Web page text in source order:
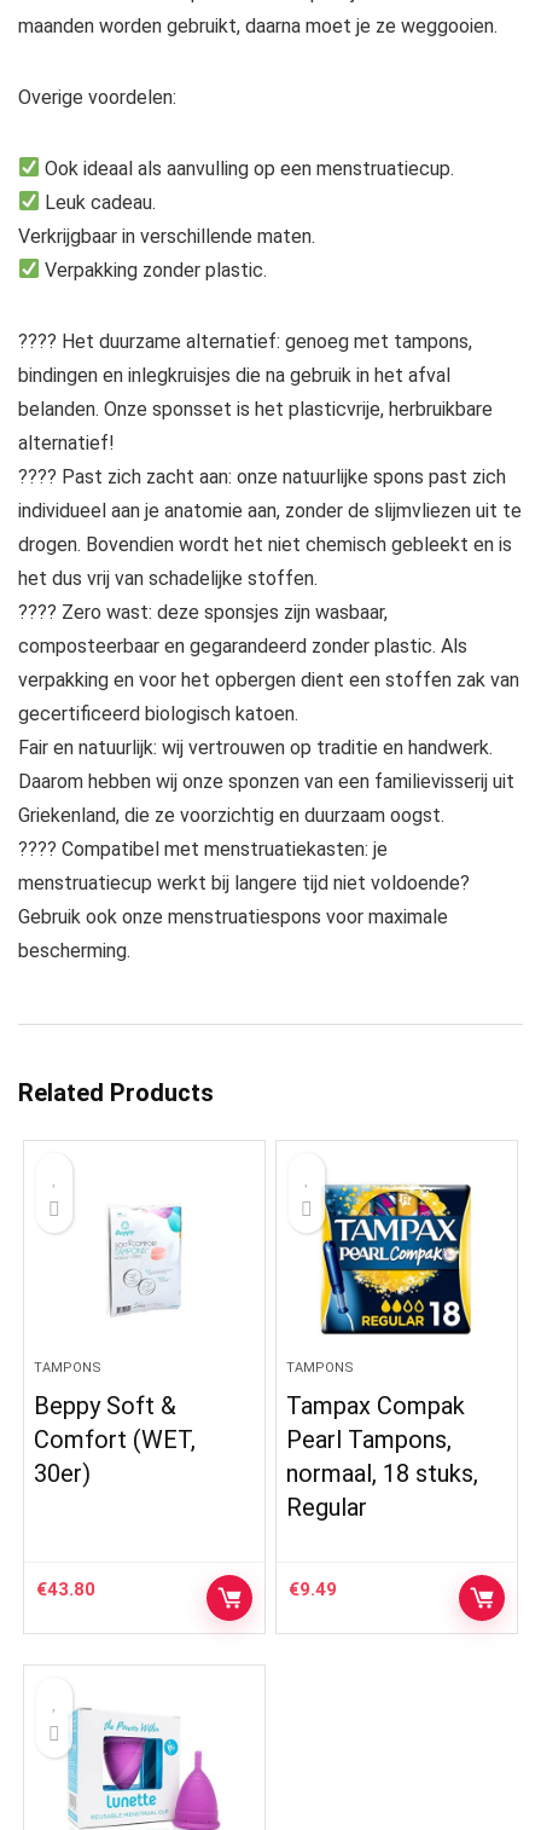
maanden worden gebruikt, daarna moet je ze weggooien.
Overige voordelen:
Ook ideaal als aanvulling op een menstruatiecup.
Leuk cadeau.
Verkrijgbaar in verschillende maten.
Verpakking zonder plastic.
???? Het duurzame alternatief: genoeg met tampons,
bindingen en inlegkruisjes die na gebruik in het afval
belanden. Onze sponsset is het plasticvrije, herbruikbare
alternatief!
???? Past zich zacht aan: onze natuurlijke spons past zich
individueel aan je anatomie aan, zonder de slijmvliezen uit te
drogen. Bovendien wordt het niet chemisch gebleekt en is
het dus vrij van schadelijke stoffen.
???? Zero wast: deze sponsjes zijn wasbaar,
composteerbaar en gegarandeerd zonder plastic. Als
verpakking en voor het opbergen dient een stoffen zak van
gecertificeerd biologisch katoen.
Fair en natuurlijk: wij vertrouwen op traditie en handwerk.
Daarom hebben wij onze sponzen van een familievisserij uit
Griekenland, die ze voorzichtig en duurzaam oogst.
???? Compatibel met menstruatiekasten: je
menstruatiecup werkt bij langere tijd niet voldoende?
Gebruik ook onze menstruatiespons voor maximale
bescherming.
Related Products
TAMPONS
Beppy Soft &
Comfort (WET,
30er)
€43.80
TAMPONS
Tampax Compak
Pearl Tampons,
normaal, 18 stuks,
Regular
€9.49